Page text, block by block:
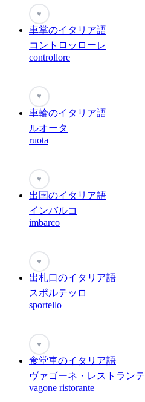
♥
車掌のイタリア語
コントロッローレ
controllore
♥
車輪のイタリア語
ルオータ
ruota
♥
出国のイタリア語
インバルコ
imbarco
♥
出札口のイタリア語
スポルテッロ
sportello
♥
食堂車のイタリア語
ヴァゴーネ・レストランテ
vagone ristorante